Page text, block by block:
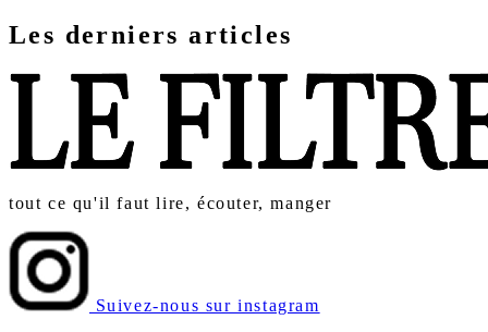
Les derniers articles
tout ce qu'il faut lire, écouter, manger
Suivez-nous sur instagram